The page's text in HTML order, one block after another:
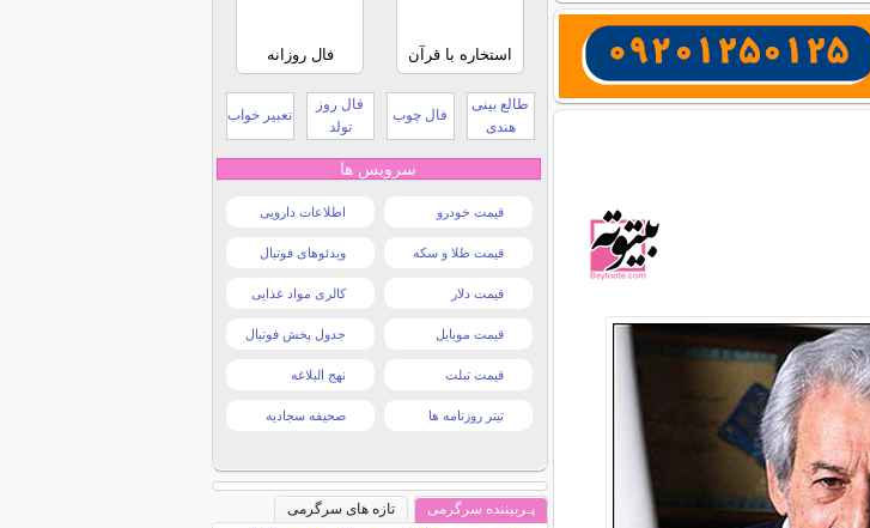
استخاره با قرآن فال روزانه
طالع بینی
هندی
فال چوب
فال روز
تولد
تعبیر خواب
سرویس ها
قیمت خودرو اطلاعات دارویی
قیمت طلا و سکه ویدئوهای فوتبال
قیمت دلار کالری مواد غذایی
قیمت موبایل جدول پخش فوتبال
قیمت تبلت نهج البلاغه
تیتر روزنامه ها صحیفه سجادیه
پـربیننده سرگرمی
تازه های سرگرمی